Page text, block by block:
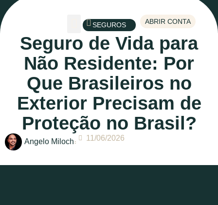
ABRIR CONTA
SEGUROS
Seguro de Vida para
Não Residente: Por
Que Brasileiros no
Exterior Precisam de
Proteção no Brasil?
Angelo Miloch 11/06/2026